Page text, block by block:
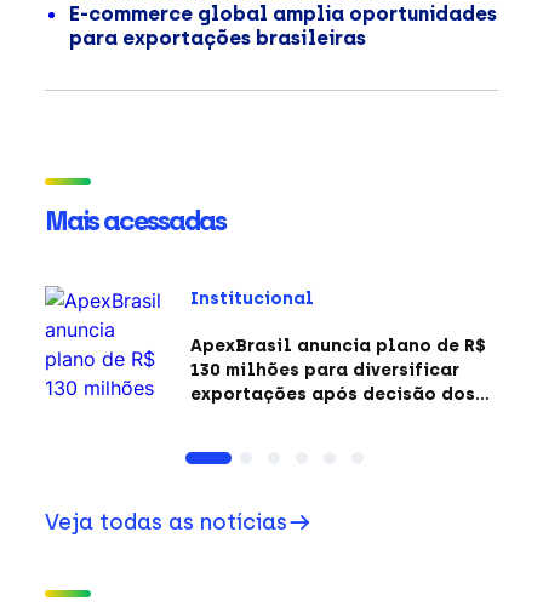
E-commerce global amplia oportunidades
para exportações brasileiras
Mais acessadas
Institucional
ApexBrasil anuncia plano de R$
130 milhões para diversificar
exportações após decisão dos
Veja todas as notícias